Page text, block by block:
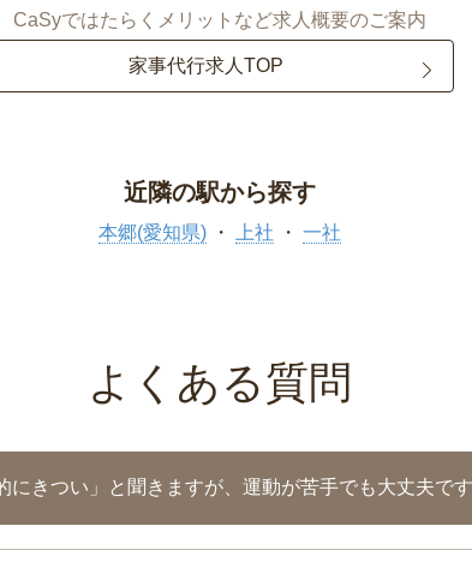
CaSyではたらくメリットなど求人概要のご案内
家事代行求人TOP
近隣の駅から探す
本郷(愛知県) 上社 一社
よくある質問
にきつい」と聞きますが、運動が苦手でも大丈夫で